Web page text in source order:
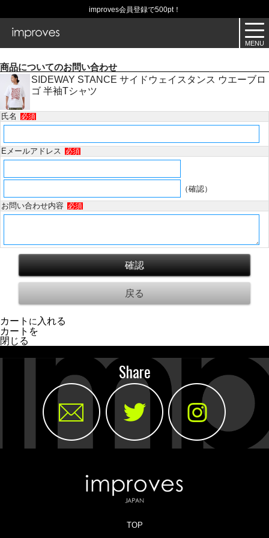
improves会員登録で500pt！
商品についてのお問い合わせ
SIDEWAY STANCE サイドウェイスタンス ウエーブロ
ゴ 半袖Tシャツ
氏名 必須
Eメールアドレス 必須
（確認）
お問い合わせ内容
必須
カート に入れる
カートを
閉じる
Share
TOP